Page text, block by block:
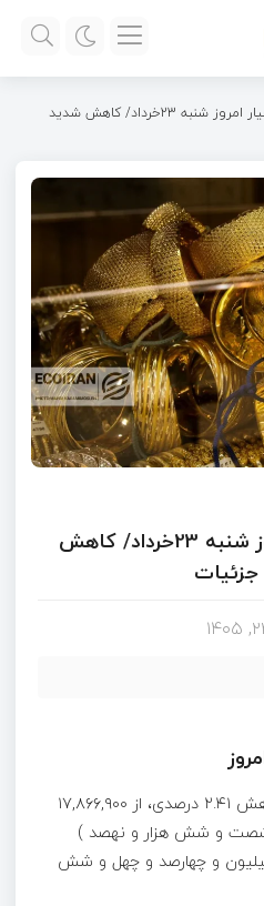
قیمت طلای 18عیار امروز شنبه 23خرداد/ کاهش شدید
قیمت طلای 18عیار امروز شنبه 23خرداد/ کاهش
هر گرم طلا ۱۸ عیار امروز با کاهش ۲.۴۱ درصدی، از ۱۷,۸۶۶,۹۰۰
و شش هزار و نهصد )
(هفده میلیون و چهارصد و چهل و شش